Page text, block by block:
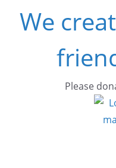
We
Please